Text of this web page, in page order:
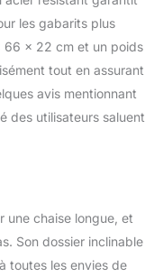
lecture, ce
extérieur
ET
Alliez
avec ce
son support
acier assure
sûre et
pour un
les gabarits plus
66 x 22 cm et un poids
tout en assurant
avis mentionnant
des utilisateurs saluent
une chaise longue, et
Son dossier inclinable
toutes les envies de